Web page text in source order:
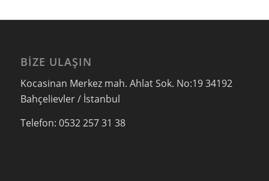
BIZE ULAŞIN
Kocasinan Merkez mah. Ahlat Sok. No:19 34192
Bahçelievler / İstanbul
Telefon: 0532 257 31 38